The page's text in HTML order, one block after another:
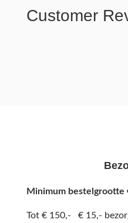
Customer
Minimum bestelgrootte
Tot € 150,- € 15,-